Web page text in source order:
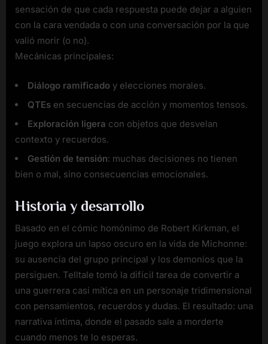
sensación de que cada respuesta puede dejar a alguien
con la cara vendada o con una conversación por la que
valió morir (o no).
Mecánicas principales:
Diálogo ramificado y elecciones morales.
QTEs en secuencias de acción y momentos tensos.
Exploración ligera con objetos que desvelan
contexto y recuerdos.
Gestión de tensión: muchas decisiones no tienen
bien o mal, sino consecuencias emocionales.
Historia y desarrollo
Basado en el cómic homónimo de Robert Kirkman, el
juego explora un lapso oscuro en la vida de Michonne:
su ausencia del grupo principal y los demonios que la
persiguen. Telltale tomó la difícil tarea de convertir a
una guerrera casi mítica en un personaje tridimensional
con pensamientos, recuerdos y dudas. El resultado: una
narrativa íntima, donde el pasado sale a morderte
cuando menos te lo esperas.